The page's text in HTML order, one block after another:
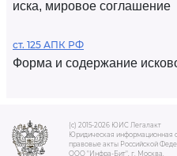
иска, мировое соглашение
ст. 125 АПК РФ
Форма и содержание
(c) 2015-2026 ЮИС Легалакт
Юридическая информационная
правовые акты Российской
ООО "Инфра-Бит", г. Москва.